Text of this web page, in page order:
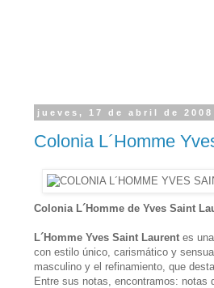
jueves, 17 de abril de 2008
Colonia L´Homme
Colonia L´Homme de Yves Saint
L´Homme Yves Saint Laurent es
con estilo único, carismático y
masculino y el refinamiento, que
Entre sus notas, encontramos: notas